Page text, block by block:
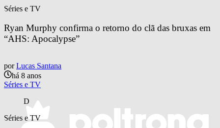
Séries e TV
Ryan Murphy confirma o retorno do clã das bruxas em
“AHS: Apocalypse”
por Lucas Santana
há 8 anos
Séries e TV
D
Séries e TV